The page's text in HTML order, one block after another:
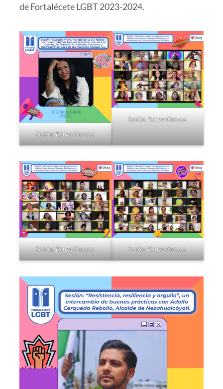
de Fortalécete LGBT 2023-2024.
Sesión: Kenya Cuevas.
Sesión: Kenya Cuevas.
Sesión: Kenya Cuevas. Sesión: Kenya Cuevas.